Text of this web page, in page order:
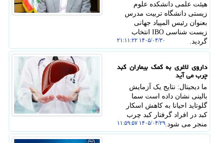
هیئت علمی دانشکده علوم
زیستی دانشگاه تربیت مدرس
بعنوان رئیس المپیاد جهانی
زیست شناسی IBO انتخاب
گردید.
۱۴۰۵/۰۴/۳۰ ۲۱:۱۱:۲۲
داروی لاغری به کمک بیماران کبد
چرب می آید
ما دیجیتال: نتایج یک آزمایش
بالینی نشان داده است سما
گلوتاید احیانا به کاهش اسکار
کبد در افراد گرفتار کبد چرب
منجر می شود.۱۴۰۵/۰۴/۲۹ ۱۱:۵۹:۵۷